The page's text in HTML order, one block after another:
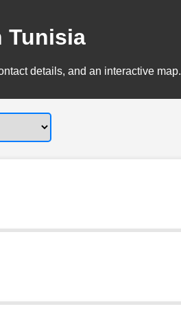
Tunisia
details, and an interactive map.